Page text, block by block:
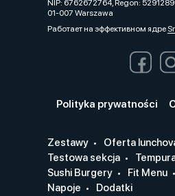
NIP: 6762672764, Regon:
01-007 Warszawa
Работает на эффективном ядре
Polityka prywatności
Zestawy Oferta
Testowa sekcja
Sushi Burgery
Fit Menu
Napoje
Dodatki